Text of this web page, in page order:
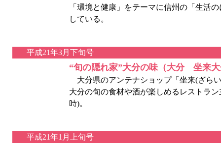
「環境と健康」をテーマに信州の「生活
している。
平成21年3月下旬号
“旬の隠れ家”大分の味（大分 坐来
大分県のアンテナショップ「坐来(ざら
大分の旬の食材や酒が楽しめるレストラ
時)。
平成21年1月上旬号